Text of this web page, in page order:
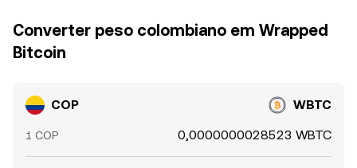
Converter peso colombiano em Wrapped
Bitcoin
COP WBTC
1 COP 0,0000000028523 WBTC